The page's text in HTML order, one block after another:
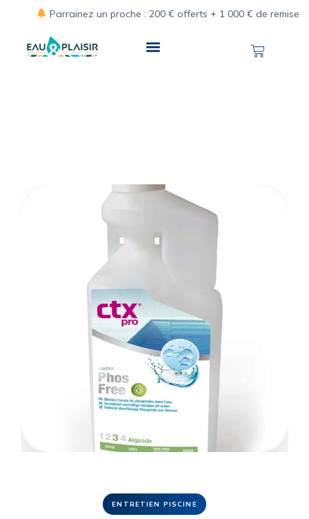
Parrainez un proche : 200 € offerts + 1 000 € de remise
ENTRETIEN PISCINE